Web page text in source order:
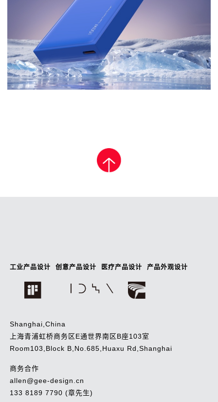
工业产品设计 创意产品设计 医疗产品设计 产品外观设计
Shanghai,China
上海青浦虹桥商务区E通世界南区B座103室
Room103,Block B,No.685,Huaxu Rd,Shanghai
商务合作
allen@gee-design.cn
133 8189 7790 (章先生)